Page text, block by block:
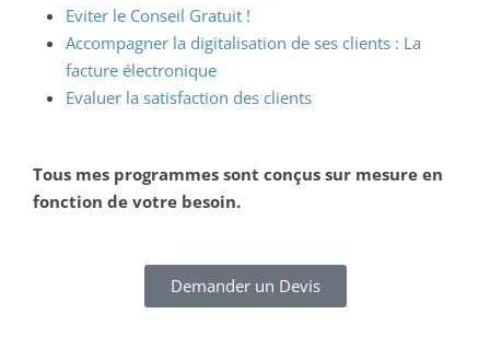
Eviter le Conseil Gratuit !
Accompagner la digitalisation de ses clients : La
facture électronique
Evaluer la satisfaction des clients
Tous mes programmes sont conçus sur mesure en
fonction de votre besoin.
Demander un Devis